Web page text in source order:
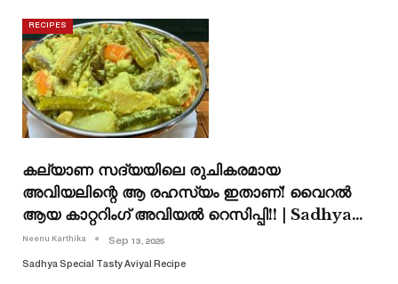
RECIPES
കല്യാണ സദ്യയിലെ രുചികരമായ
അവിയലിന്റെ ആ രഹസ്യം ഇതാണ്! വൈറൽ
ആയ കാറ്ററിംഗ് അവിയൽ റെസിപ്പി!! | Sadhya…
Neenu Karthika Sep 13, 2025
Sadhya Special Tasty Aviyal Recipe